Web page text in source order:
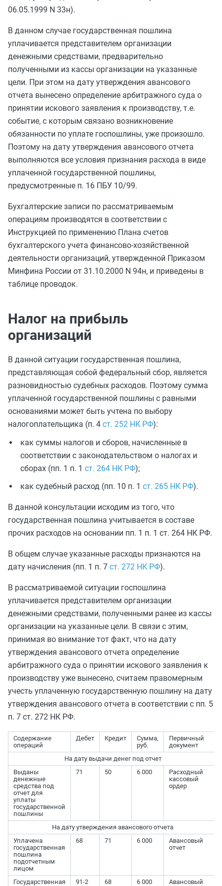
06.05.1999 N 33н).
В данном случае государственная пошлина
уплачивается представителем организации
денежными средствами, предварительно
полученными из кассы организации на указанные
цели. При этом на дату утверждения авансового
отчета вынесено определение арбитражного суда о
принятии искового заявления к производству, т.е.
событие, с которым связано возникновение
обязанности по уплате госпошлины, уже произошло.
Поэтому на дату утверждения авансового отчета
выполняются все условия признания расхода в виде
уплаченной государственной пошлины,
предусмотренные п. 16 ПБУ 10/99.
Бухгалтерские записи по рассматриваемым
операциям производятся в соответствии с
Инструкцией по применению Плана счетов
бухгалтерского учета финансово-хозяйственной
деятельности организаций, утвержденной Приказом
Минфина России от 31.10.2000 N 94н, и приведены в
таблице проводок.
Налог на прибыль
организаций
В данной ситуации государственная пошлина,
представляющая собой федеральный сбор, является
разновидностью судебных расходов. Поэтому сумма
уплаченной государственной пошлины с равными
основаниями может быть учтена по выбору
налогоплательщика (п. 4 ст. 252 НК РФ):
как суммы налогов и сборов, начисленные в
соответствии с законодательством о налогах и
сборах (пп. 1 п. 1 ст. 264 НК РФ);
как судебный расход (пп. 10 п. 1 ст. 265 НК РФ).
В данной консультации исходим из того, что
государственная пошлина учитывается в составе
прочих расходов на основании пп. 1 п. 1 ст. 264 НК РФ.
В общем случае указанные расходы признаются на
дату начисления (пп. 1 п. 7 ст. 272 НК РФ).
В рассматриваемой ситуации госпошлина
уплачивается представителем организации
денежными средствами, полученными ранее из кассы
организации на указанные цели. В связи с этим,
принимая во внимание тот факт, что на дату
утверждения авансового отчета определение
арбитражного суда о принятии искового заявления к
производству уже вынесено, считаем правомерным
учесть уплаченную государственную пошлину на дату
утверждения авансового отчета в соответствии с пп. 5
п. 7 ст. 272 НК РФ.
Содержание
операций
Дебет Кредит
Сумма,
руб.
Первичный
документ
На дату выдачи денег под отчет
Выданы
денежные
средства под
отчет для
уплаты
государственной
пошлины
71 50 6 000
Расходный
кассовый
ордер
На дату утверждения авансового отчета
Уплачена
государственная
пошлина
подотчетным
лицом
68 71 6 000
Авансовый
отчет
Государственная
91-2 68 6 000
Авансовый